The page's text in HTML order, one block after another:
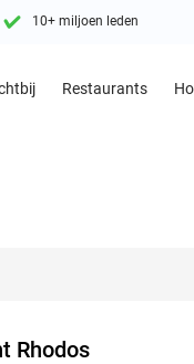
10+ miljoen leden
Restaurants
Rhodos